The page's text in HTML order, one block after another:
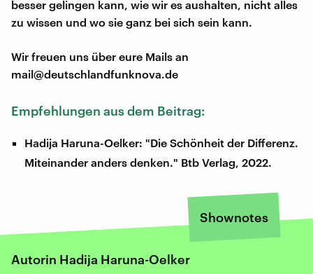
besser gelingen kann, wie wir es aushalten, nicht alles
zu wissen und wo sie ganz bei sich sein kann.
Wir freuen uns über eure Mails an
mail@deutschlandfunknova.de
Empfehlungen aus dem Beitrag:
Hadija Haruna-Oelker: "Die Schönheit der Differenz.
Miteinander anders denken." Btb Verlag, 2022.
Shownotes
Autorin Hadija Haruna-Oelker